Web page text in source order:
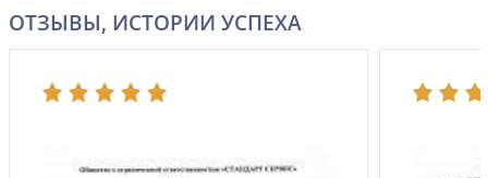
ОТЗЫВЫ, ИСТОРИИ УСПЕХА